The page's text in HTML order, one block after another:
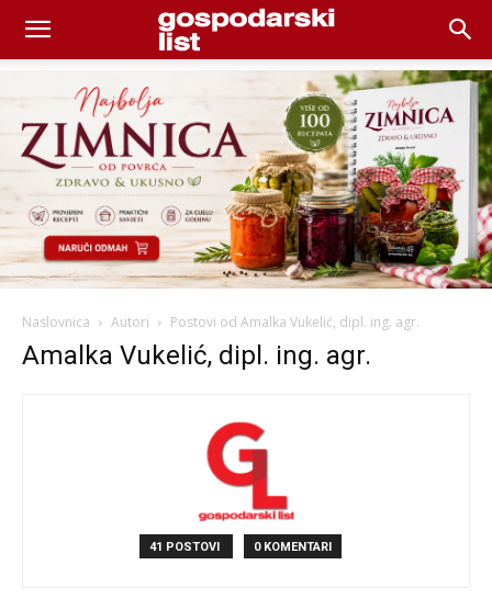
Naslovnica Autori Postovi od Amalka Vukelić, dipl. ing. agr.
Amalka Vukelić, dipl. ing. agr.
41 POSTOVI 0 KOMENTARI